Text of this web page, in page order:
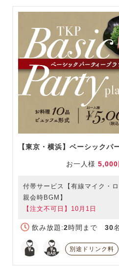
【東京・横浜】ベーシックパ
お一人様 5,000
付帯サービス【有線マイク・
親会時BGM】
【注文不可日】10月1日
飲み放題:2時間まで 30
別途ドリンク料